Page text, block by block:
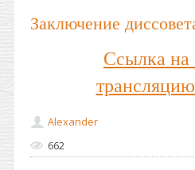
Заключение
Ссылка на
Alexander
662